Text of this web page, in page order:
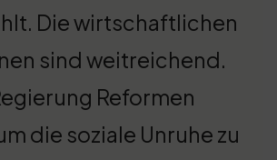
Die wirtschaftlichen
sind weitreichend.
Reformen
die soziale Unruhe zu